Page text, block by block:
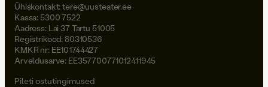
Ühiskontakt:tere@uusteater.ee
Kassa: 5300 7522
Aadress: Lai 37 Tartu 51005
Registrikood: 80310536
KMKR nr: EE101744427
Arveldusarve: EE357700771012411945
Pileti ostutingimused